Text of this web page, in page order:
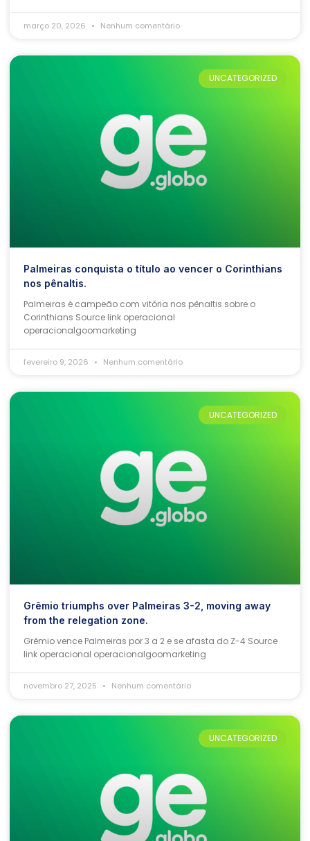
março 20, 2026 Nenhum comentário
UNCATEGORIZED
Palmeiras conquista o título ao vencer o Corinthians
nos pênaltis.
Palmeiras é campeão com vitória nos pênaltis sobre o
Corinthians Source link operacional
operacionalgoomarketing
fevereiro 9, 2026 Nenhum comentário
UNCATEGORIZED
Grêmio triumphs over Palmeiras 3-2, moving away
from the relegation zone.
Grêmio vence Palmeiras por 3 a 2 e se afasta do Z-4 Source
link operacional operacionalgoomarketing
novembro 27, 2025 Nenhum comentário
UNCATEGORIZED